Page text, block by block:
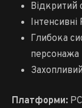
Відкритий
Глибока
персонажа
Платформи: PC